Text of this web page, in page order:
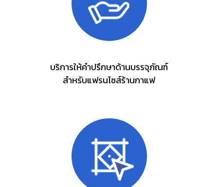
บริการให้คำปรึกษาด้านบรรจุภัณฑ์
สำหรับแฟรนไซส์ร้านกาแฟ